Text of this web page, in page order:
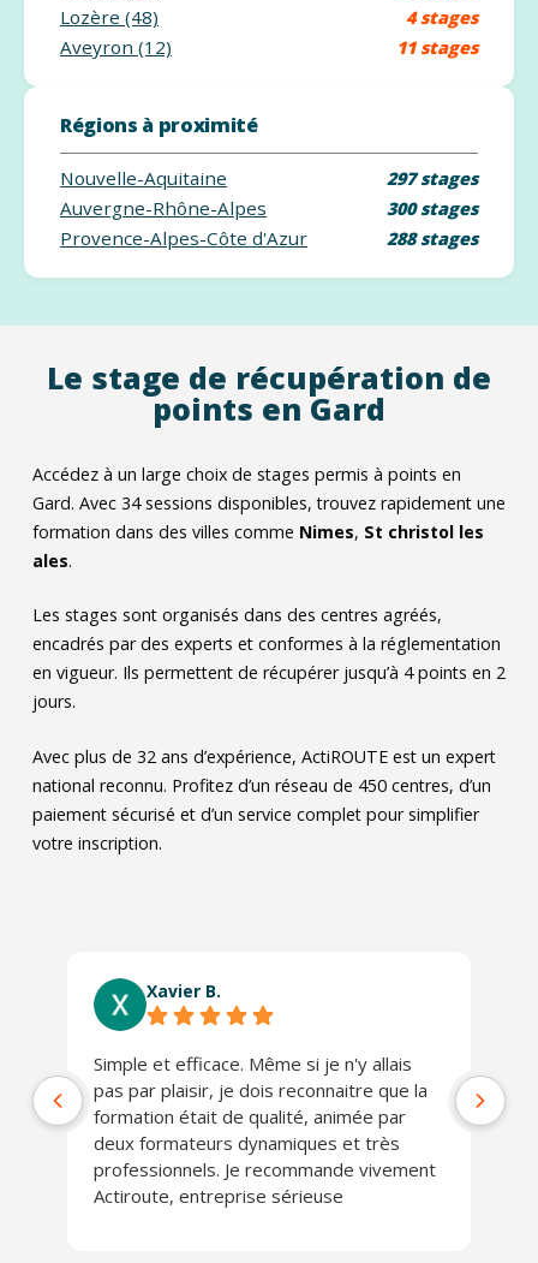
Lozère (48) 4 stages
Aveyron (12) 11 stages
Régions à proximité
Nouvelle-Aquitaine 297 stages
Auvergne-Rhône-Alpes 300 stages
Provence-Alpes-Côte d'Azur 288 stages
Le stage de récupération de
points en Gard
Accédez à un large choix de stages permis à points en
Gard. Avec 34sessions disponibles, trouvez rapidement une
formation dans des villes comme Nimes, St christol les
ales.
Les stages sont organisés dans des centres agréés,
encadrés par des experts et conformes à la réglementation
en vigueur. Ils permettent de récupérer jusqu’à 4 points en 2
jours.
Avec plus de 32 ans d’expérience, ActiROUTE est un expert
national reconnu. Profitez d’un réseau de 450 centres, d’un
paiement sécurisé et d’un service complet pour simplifier
votre inscription.
Xavier B.
Simple et efficace. Même si je n'y allais
pas par plaisir, je dois reconnaitre que la
formation était de qualité, animée par
deux formateurs dynamiques et très
professionnels. Je recommande vivement
Actiroute, entreprise sérieuse